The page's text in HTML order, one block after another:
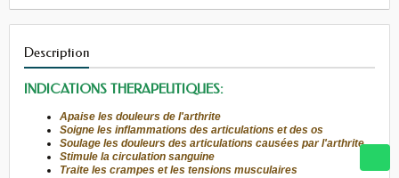
Description
INDICATIONS THERAPEUTIQUES:
Apaise les douleurs de l'arthrite
Soigne les inflammations des articulations et des os
Soulage les douleurs des articulations causées par l'arthrite
Stimule la circulation sanguine
Traite les crampes et les tensions musculaires